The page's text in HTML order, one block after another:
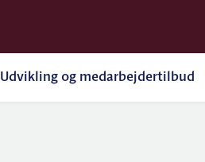
Udvikling og medarbejdertilbud